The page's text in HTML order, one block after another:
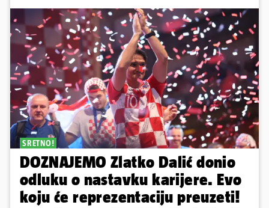
SRETNO!
DOZNAJEMO Zlatko Dalić donio
odluku o nastavku karijere. Evo
koju će reprezentaciju preuzeti!